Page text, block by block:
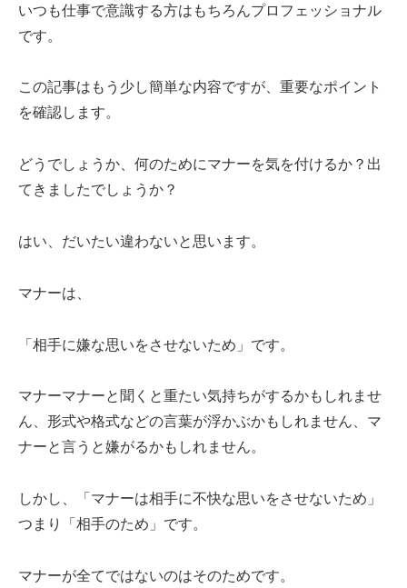
いつも仕事で意識する方はもちろんプロフェッショナル
です。
この記事はもう少し簡単な内容ですが、重要なポイント
を確認します。
どうでしょうか、何のためにマナーを気を付けるか？出
てきましたでしょうか？
はい、だいたい違わないと思います。
マナーは、
「相手に嫌な思いをさせないため」です。
マナーマナーと聞くと重たい気持ちがするかもしれませ
ん、形式や格式などの言葉が浮かぶかもしれません、マ
ナーと言うと嫌がるかもしれません。
しかし、「マナーは相手に不快な思いをさせないため」
つまり「相手のため」です。
マナーが全てではないのはそのためです。